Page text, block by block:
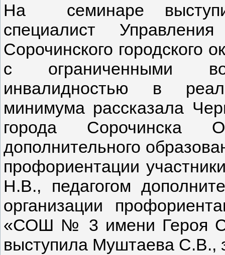
На семинаре
специалист
Сорочинского городского
с ограниченными
инвалидностью в
минимума рассказала
города Сорочинска
дополнительного
профориентации
Н.В., педагогом
организации
«СОШ № 3 имени Героя
выступила Муштаева С.В.,